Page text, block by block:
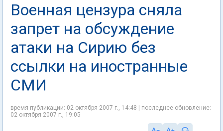
Военная цензура сняла
запрет на обсуждение
атаки на Сирию без
ссылки на иностранные
СМИ
время публикации: 02 октября 2007 г., 14:48 | последнее обновление:
02 октября 2007 г., 19:05